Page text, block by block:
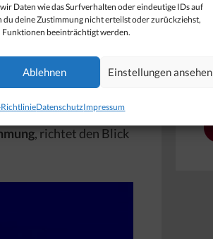
Daten wie das Surfverhalten oder eindeutige IDs auf
deine Zustimmung nicht erteilst oder zurückziehst,
beeinträchtigt werden.
Ablehnen Einstellungen ansehen
DatenschutzImpressum
Raum, Materialien
lässt sich hier das
Lichtfarben,
entstehen. Der
„Meine Arbeiten
spüren. Vor allem der
, richtet den Blick